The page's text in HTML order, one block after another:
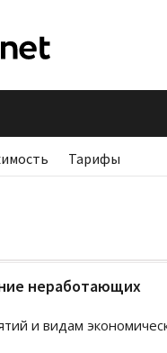
Тарифы
неработающих
и видам